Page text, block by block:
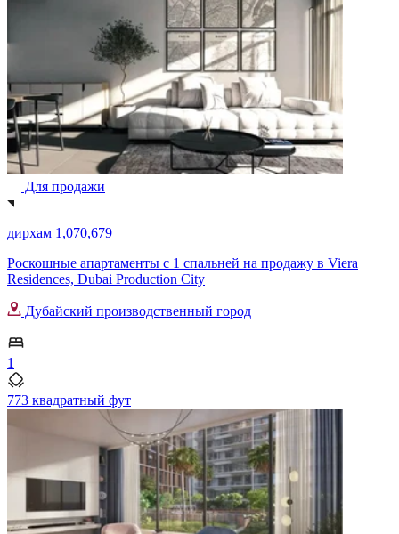
Для продажи
дирхам 1,070,679
Роскошные апартаменты с 1 спальней на продажу в Viera
Residences, Dubai Production City
Дубайский производственный город
1
773 квадратный фут